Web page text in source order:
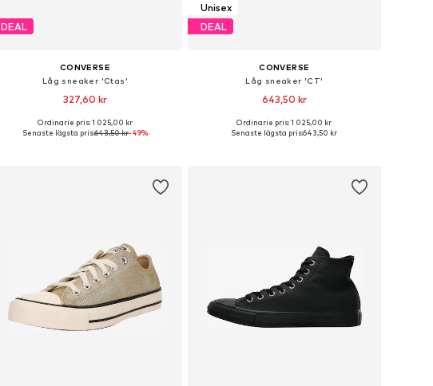
DEAL
CONVERSE
Låg sneaker 'Ctas'
327,60 kr
Tillgänglig i många storlekar
Ordinarie pris: 1 025,00 kr
Senaste lägsta pris:643,50 kr-49%
Unisex
DEAL
CONVERSE
Låg sneaker 'CT'
643,50 kr
Tillgänglig i många storlekar
Ordinarie pris: 1 025,00 kr
Senaste lägsta pris:643,50 kr